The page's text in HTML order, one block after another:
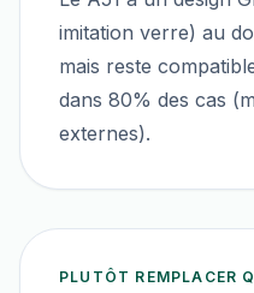
imitation verre) au
mais reste
dans 80% des cas
externes).
PLUTÔT REMPLACER